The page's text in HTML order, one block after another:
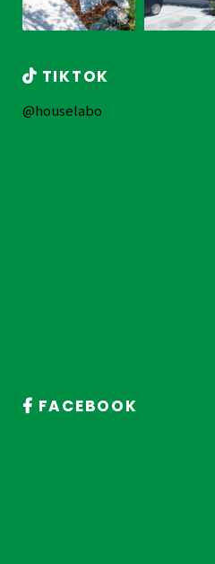
TIKTOK
@houselabo
FACEBOOK